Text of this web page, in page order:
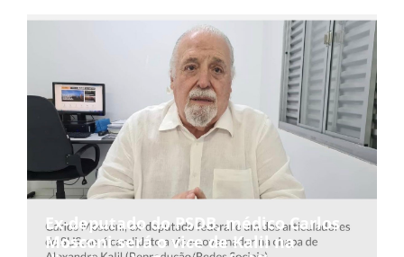
Ex-deputado do PSDB, médico Carlos
Mosconi será o vice de Kalil na